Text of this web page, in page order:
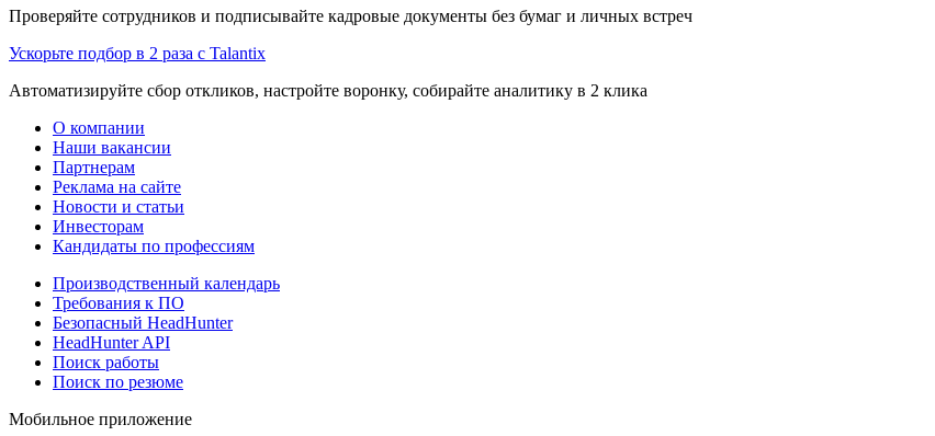
Проверяйте сотрудников и подписывайте кадровые документы без бумаг и личных встреч
Ускорьте подбор в 2 раза с Talantix
Автоматизируйте сбор откликов, настройте воронку, собирайте аналитику в 2 клика
О компании
Наши вакансии
Партнерам
Реклама на сайте
Новости и статьи
Инвесторам
Кандидаты по профессиям
Производственный календарь
Требования к ПО
Безопасный HeadHunter
HeadHunter API
Поиск работы
Поиск по резюме
Мобильное приложение